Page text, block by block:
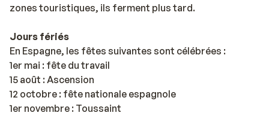
zones touristiques, ils ferment plus tard.
Jours fériés
En Espagne, les fêtes suivantes sont célébrées :
1er mai : fête du travail
15 août : Ascension
12 octobre : fête nationale espagnole
1er novembre : Toussaint